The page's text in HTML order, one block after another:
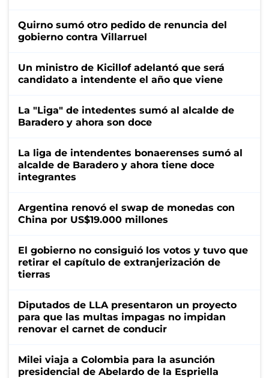
Quirno sumó otro pedido de renuncia del
gobierno contra Villarruel
Un ministro de Kicillof adelantó que será
candidato a intendente el año que viene
La "Liga" de intedentes sumó al alcalde de
Baradero y ahora son doce
La liga de intendentes bonaerenses sumó al
alcalde de Baradero y ahora tiene doce
integrantes
Argentina renovó el swap de monedas con
China por US$19.000 millones
El gobierno no consiguió los votos y tuvo que
retirar el capítulo de extranjerización de
tierras
Diputados de LLA presentaron un proyecto
para que las multas impagas no impidan
renovar el carnet de conducir
Milei viaja a Colombia para la asunción
presidencial de Abelardo de la Espriella